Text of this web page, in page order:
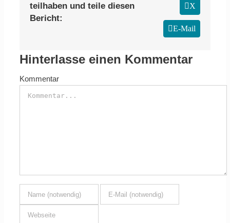
teilhaben und teile diesen
Bericht:
X
E-Mail
Hinterlasse einen Kommentar
Kommentar